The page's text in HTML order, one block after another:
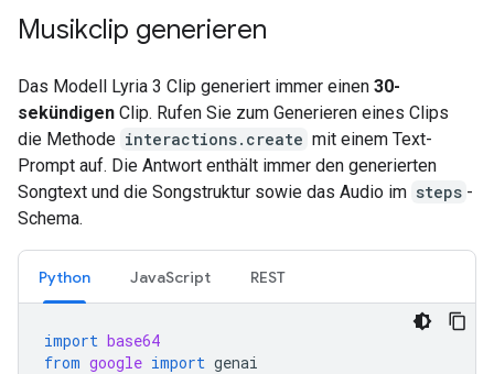
Musikclip generieren
Das Modell Lyria 3 Clip generiert immer einen 30-
sekündigen Clip. Rufen Sie zum Generieren eines Clips
die Methode interactions.create mit einem Text-
Prompt auf. Die Antwort enthält immer den generierten
Songtext und die Songstruktur sowie das Audio im steps -
Schema.
Python JavaScript REST
import base64
from google import genai